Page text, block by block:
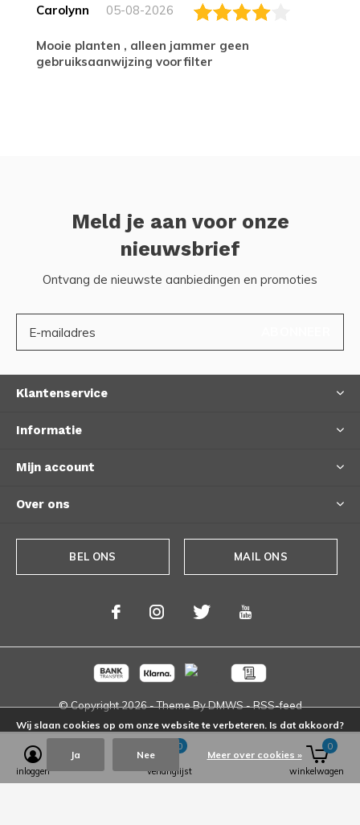
Carolynn 05-08-2026
Mooie planten , alleen jammer geen
gebruiksaanwijzing voorfilter
Meld je aan voor onze
nieuwsbrief
Ontvang de nieuwste aanbiedingen en promoties
Klantenservice
Informatie
Mijn account
Over ons
BEL ONS MAIL ONS
© Copyright2026- Theme ByDMWS-RSS-feed
inloggen verlanglijst
0
winkelwagen
0
Wij slaan cookies op om onze website te verbeteren. Is dat akkoord?
Ja Nee Meer over cookies »